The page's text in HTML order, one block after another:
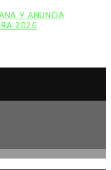
Y ANUNCIA
2026